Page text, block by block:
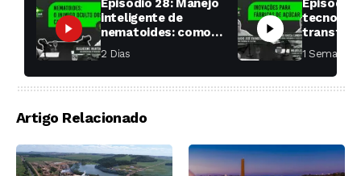
Episódio 28: Manejo
inteligente de
nematoides: como
aumentar a
produtividade das
soqueiras?
2 Dias ⁮
Episódio
fábricas
1 Semana ⁮
Artigo Relacionado